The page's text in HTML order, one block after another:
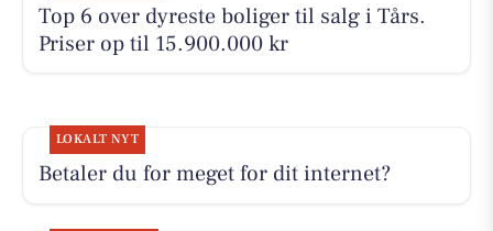
Top 6 over dyreste boliger til salg i Tårs.
Priser op til 15.900.000 kr
LOKALT NYT
Betaler du for meget for dit internet?